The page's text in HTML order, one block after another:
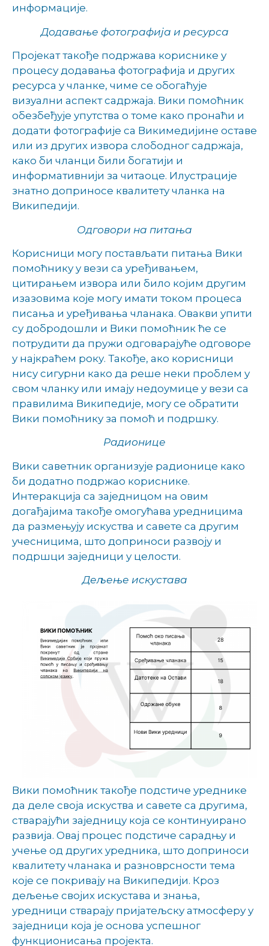
информације.
Додавање фотографија и ресурса
Пројекат такође подржава кориснике у
процесу додавања фотографија и других
ресурса у чланке, чиме се обогаћује
визуални аспект садржаја. Вики помоћник
обезбеђује упутства о томе како пронаћи и
додати фотографије са Викимедијине оставе
или из других извора слободног садржаја,
како би чланци били богатији и
информативнији за читаоце. Илустрације
знатно доприносе квалитету чланка на
Википедији.
Одговори на питања
Корисници могу постављати питања Вики
помоћнику у вези са уређивањем,
цитирањем извора или било којим другим
изазовима које могу имати током процеса
писања и уређивања чланака. Овакви упити
су добродошли и Вики помоћник ће се
потрудити да пружи одговарајуће одговоре
у најкраћем року. Такође, ако корисници
нису сигурни како да реше неки проблем у
свом чланку или имају недоумице у вези са
правилима Википедије, могу се обратити
Вики помоћнику за помоћ и подршку.
Радионице
Вики саветник организује радионице како
би додатно подржао кориснике.
Интеракција са заједницом на овим
догађајима такође омогућава уредницима
да размењују искуства и савете са другим
учесницима, што доприноси развоју и
подршци заједници у целости.
Дељење искустава
Вики помоћник такође подстиче уреднике
да деле своја искуства и савете са другима,
стварајући заједницу која се континуирано
развија. Овај процес подстиче сарадњу и
учење од других уредника, што доприноси
квалитету чланака и разноврсности тема
које се покривају на Википедији. Кроз
дељење својих искустава и знања,
уредници стварају пријатељску атмосферу у
заједници која је основа успешног
функционисања пројекта.